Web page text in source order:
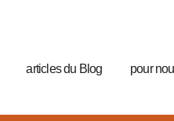
articles du Blog pour